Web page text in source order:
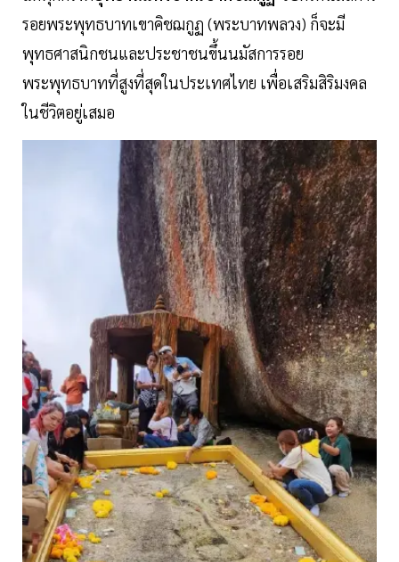
รอยพระพุทธบาทเขาคิชฌกูฏ (พระบาทพลวง) ก็จะมี
พุทธศาสนิกชนและประชาชนขึ้นนมัสการรอย
พระพุทธบาทที่สูงที่สุดในประเทศไทย เพื่อเสริมสิริมงคล
ในชีวิตอยู่เสมอ